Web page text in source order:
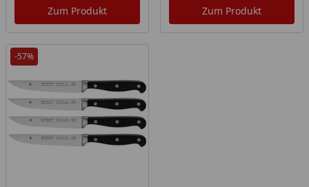
Zum Produkt Zum Produkt
-57%